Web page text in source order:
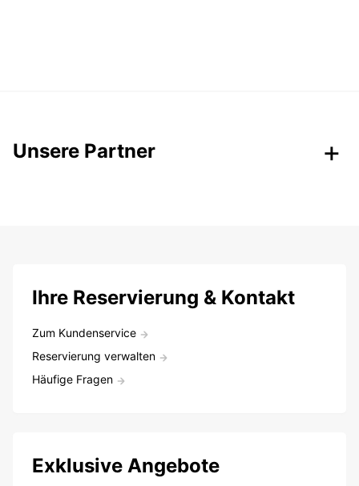
Unsere Partner
Ihre Reservierung & Kontakt
Zum Kundenservice
Reservierung verwalten
Häufige Fragen
Exklusive Angebote